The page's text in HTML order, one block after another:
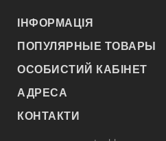
ІНФОРМАЦІЯ
ПОПУЛЯРНЫЕ ТОВАРЫ
ОСОБИСТИЙ КАБІНЕТ
АДРЕСА
КОНТАКТИ